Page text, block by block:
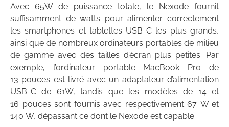
Avec 65W de puissance totale, le Nexode fournit
suffisamment de watts pour alimenter correctement
les smartphones et tablettes USB-C les plus grands,
ainsi que de nombreux ordinateurs portables de milieu
de gamme avec des tailles d’écran plus petites. Par
exemple, l’ordinateur portable MacBook Pro de
13 pouces est livré avec un adaptateur d’alimentation
USB-C de 61W, tandis que les modèles de 14 et
16 pouces sont fournis avec respectivement 67 W et
140 W, dépassant ce dont le Nexode est capable.